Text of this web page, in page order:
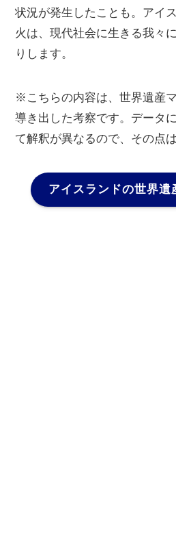
状況が発生したことも。アイ
火は、現代社会に生きる我々
りします。
※こちらの内容は、世界遺産
導き出した考察です。データ
て解釈が異なるので、その点
アイスランドの世界遺